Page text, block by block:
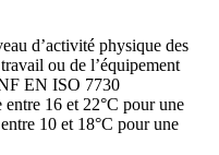
d’activité physique des
ou de l’équipement
EN ISO 7730
16 et 22°C pour une
10 et 18°C pour une